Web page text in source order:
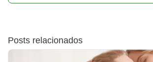
Posts relacionados